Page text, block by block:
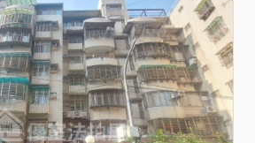
賣，請投標人分別出價。
二、拍賣最低價額合計新台
幣：21,100,000元，以總價
最高者得標。
三、保證金新台幣：
4,220,000元。